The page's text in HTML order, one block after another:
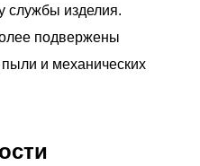
службы изделия.
подвержены
и механических